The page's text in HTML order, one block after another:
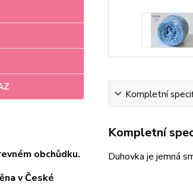
obchůdku.
v České
Kompletní
Kompletní
Duhovka je jemná